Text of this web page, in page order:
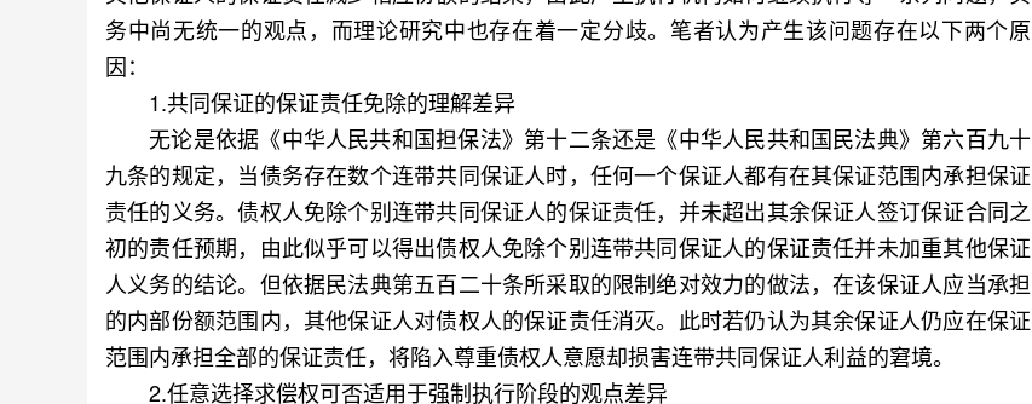
务中尚无统一的观点，而理论研究中也存在着一定分歧。笔者认为产生该问题存在以下两个原
因：
1.共同保证的保证责任免除的理解差异
无论是依据《中华人民共和国担保法》第十二条还是《中华人民共和国民法典》第六百九十
九条的规定，当债务存在数个连带共同保证人时，任何一个保证人都有在其保证范围内承担保证
责任的义务。债权人免除个别连带共同保证人的保证责任，并未超出其余保证人签订保证合同之
初的责任预期，由此似乎可以得出债权人免除个别连带共同保证人的保证责任并未加重其他保证
人义务的结论。但依据民法典第五百二十条所采取的限制绝对效力的做法，在该保证人应当承担
的内部份额范围内，其他保证人对债权人的保证责任消灭。此时若仍认为其余保证人仍应在保证
范围内承担全部的保证责任，将陷入尊重债权人意愿却损害连带共同保证人利益的窘境。
2.任意选择求偿权可否适用于强制执行阶段的观点差异